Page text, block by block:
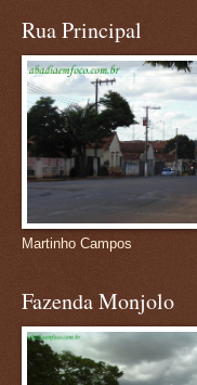
Rua Principal
Martinho Campos
Fazenda Monjolo